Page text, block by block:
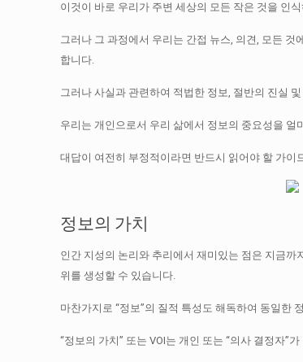
이것이 바로 우리가 주변 세상의 모든 작은 것을 인
그러나 그 과정에서 우리는 간접 뉴스, 의견, 모든
합니다.
그러나 사실과 관련하여 적법한 정보, 절반의 진실
우리는 개인으로서 우리 삶에서 정보의 중요성을
대답이 여전히 부정적이라면 반드시 읽어야 할 가이
정보의 가치
인간 지성의 논리와 추리에서 재미있는 점은 지금
위를 생성할 수 있습니다.
마찬가지로 “정보”의 질적 특성도 해독하여 동일한
“정보의 가치” 또는 VOI는 개인 또는 “의사 결정자”